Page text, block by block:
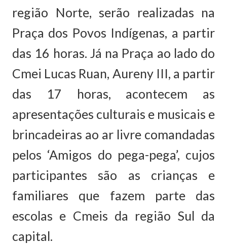
região Norte, serão realizadas na
Praça dos Povos Indígenas, a partir
das 16 horas. Já na Praça ao lado do
Cmei Lucas Ruan, Aureny III, a partir
das 17 horas, acontecem as
apresentações culturais e musicais e
brincadeiras ao ar livre comandadas
pelos ‘Amigos do pega-pega’, cujos
participantes são as crianças e
familiares que fazem parte das
escolas e Cmeis da região Sul da
capital.